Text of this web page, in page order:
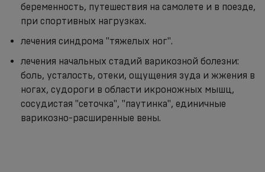
беременность, путешествия на самолете и в поезде,
при спортивных нагрузках.
лечения синдрома "тяжелых ног".
лечения начальных стадий варикозной болезни:
боль, усталость, отеки, ощущения зуда и жжения в
ногах, судороги в области икроножных мышц,
сосудистая "сеточка", "паутинка", единичные
варикозно-расширенные вены.